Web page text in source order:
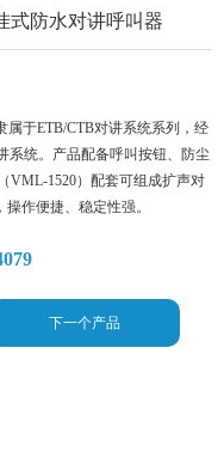
式防水对讲呼叫器
属于ETB/CTB对讲系统系列，经
系统。产品配备呼叫按钮、防尘
VML-1520）配套可组成扩声对
作便捷、稳定性强。
下一个产品